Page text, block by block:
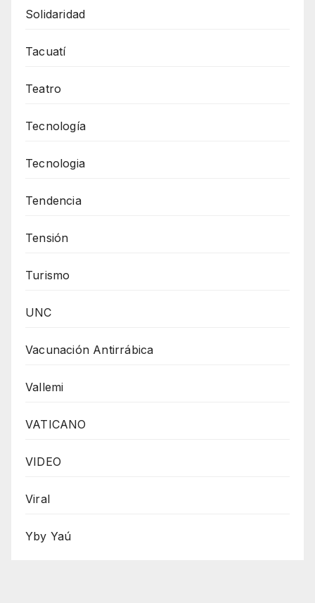
Solidaridad
Tacuatí
Teatro
Tecnología
Tecnologia
Tendencia
Tensión
Turismo
UNC
Vacunación Antirrábica
Vallemi
VATICANO
VIDEO
Viral
Yby Yaú